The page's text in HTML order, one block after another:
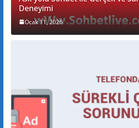
Deneyimi
Ocak 11, 2026